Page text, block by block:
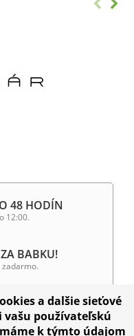
48 HODÍN
12:00.
BABKU!
a dalšie sieťové
používateľskú
k týmto údajom